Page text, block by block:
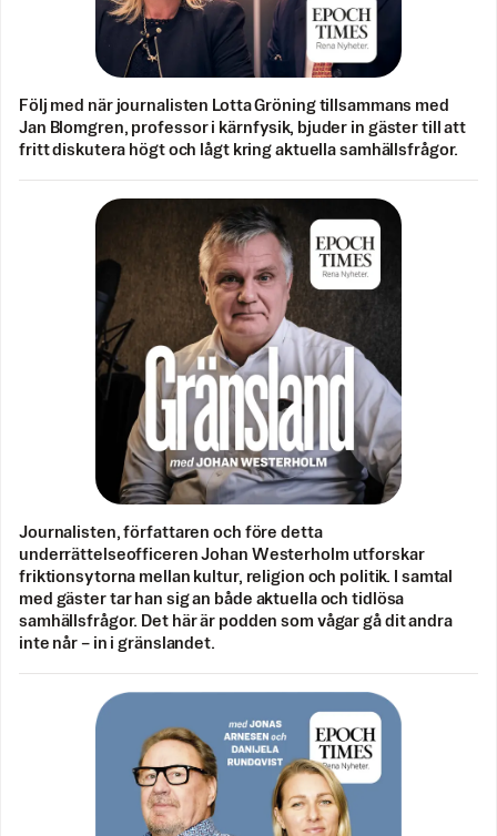
Följ med när journalisten Lotta Gröning tillsammans med
Jan Blomgren, professor i kärnfysik, bjuder in gäster till att
fritt diskutera högt och lågt kring aktuella samhällsfrågor.
Journalisten, författaren och före detta
underrättelseofficeren Johan Westerholm utforskar
friktionsytorna mellan kultur, religion och politik. I samtal
med gäster tar han sig an både aktuella och tidlösa
samhällsfrågor. Det här är podden som vågar gå dit andra
inte når – in i gränslandet.